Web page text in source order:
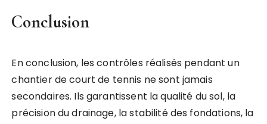
Conclusion
En conclusion, les contrôles réalisés pendant un
chantier de court de tennis ne sont jamais
secondaires. Ils garantissent la qualité du sol, la
précision du drainage, la stabilité des fondations, la